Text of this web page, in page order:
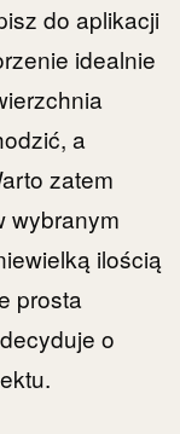
do aplikacji
idealnie
a
zatem
wybranym
ilością
prosta
o